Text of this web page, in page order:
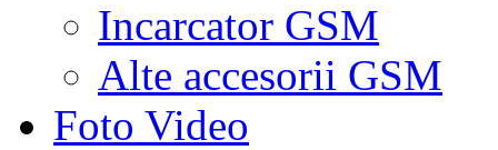
Incarcator GSM
Alte accesorii GSM
Foto Video